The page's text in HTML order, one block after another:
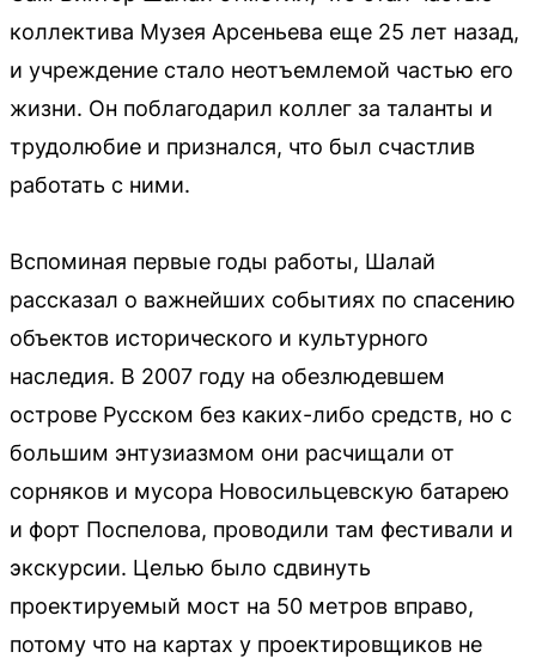
коллектива Музея Арсеньева еще 25 лет назад,
и учреждение стало неотъемлемой частью его
жизни. Он поблагодарил коллег за таланты и
трудолюбие и признался, что был счастлив
работать с ними.
Вспоминая первые годы работы, Шалай
рассказал о важнейших событиях по спасению
объектов исторического и культурного
наследия. В 2007 году на обезлюдевшем
острове Русском без каких-либо средств, но с
большим энтузиазмом они расчищали от
сорняков и мусора Новосильцевскую батарею
и форт Поспелова, проводили там фестивали и
экскурсии. Целью было сдвинуть
проектируемый мост на 50 метров вправо,
потому что на картах у проектировщиков не